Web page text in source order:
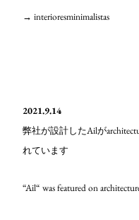
→ interioresminimalistas
2021.9.14
弊社が設計したAilが
れています
“Ail“ was featured on